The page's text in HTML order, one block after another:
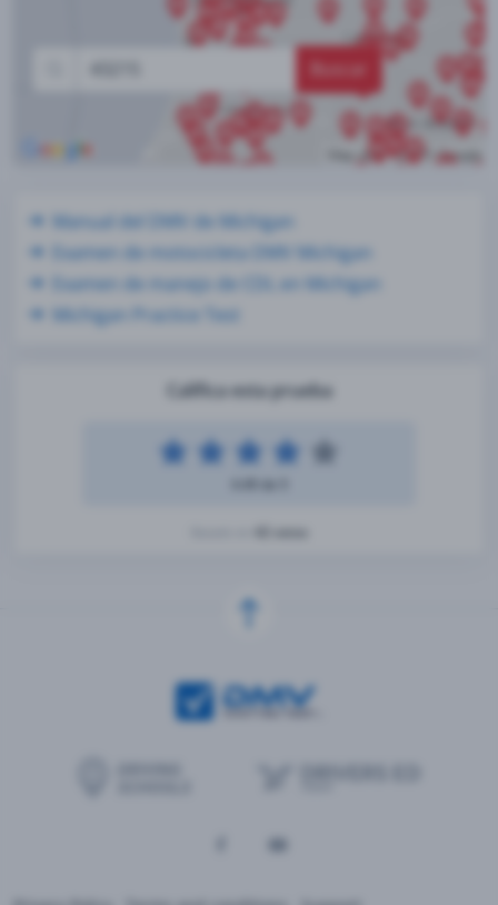
Califica esta prueba
Manual del DMV de Michigan
Examen de motocicleta DMV Michigan
Examen de manejo de CDL en Michigan
Michigan Practice Test